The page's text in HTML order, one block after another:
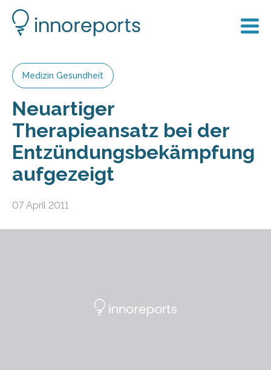
Medizin Gesundheit
Neuartiger
Therapieansatz bei der
Entzündungsbekämpfung
aufgezeigt
07 April 2011